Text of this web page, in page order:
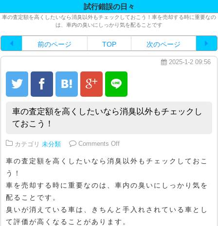
試行錯誤の日々
車の査定額を高くしたいなら消臭以外もチェックしておこう！車を売却する時に重要なの
は、車内の臭いにしっかり気を配ることです
前のページ TOP 次のページ
2025-1-2 09:56
車の査定額を高くしたいなら消臭以外もチェックし
ておこう！
カテゴリ 未分類 Comments Offon 車の査定額を高くしたいなら
車の査定額を高くしたいなら消臭以外もチェックしておこ
う！
車を売却する時に重要なのは、車内の臭いにしっかり気を
配ることです。
臭いが消えている車は、きちんと手入れされている車とし
て評価が高くなることがあります。